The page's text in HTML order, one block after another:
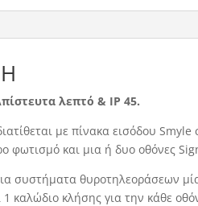
λεπτό & IP 45.
με πίνακα εισόδου
φωτισμό και μια ή δυο οθόνες
συστήματα θυροτηλεοράσεων
1 καλώδιο κλήσης για την κάθε